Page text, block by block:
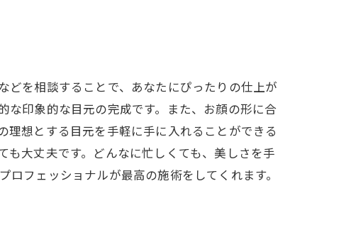
を相談することで、あなたにぴったりの仕上が
な印象的な目元の完成です。また、お顔の形に合
想とする目元を手軽に手に入れることができる
大丈夫です。どんなに忙しくても、美しさを手
フェッショナルが最高の施術をしてくれます。